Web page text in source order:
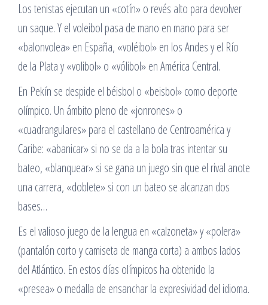
Los tenistas ejecutan un «cotín» o revés alto para devolver
un saque. Y el voleibol pasa de mano en mano para ser
«balonvolea» en España, «voléibol» en los Andes y el Río
de la Plata y «volibol» o «vólibol» en América Central.
En Pekín se despide el béisbol o «beisbol» como deporte
olímpico. Un ámbito pleno de «jonrones» o
«cuadrangulares» para el castellano de Centroamérica y
Caribe: «abanicar» si no se da a la bola tras intentar su
bateo, «blanquear» si se gana un juego sin que el rival anote
una carrera, «doblete» si con un bateo se alcanzan dos
bases…
Es el valioso juego de la lengua en «calzoneta» y «polera»
(pantalón corto y camiseta de manga corta) a ambos lados
del Atlántico. En estos días olímpicos ha obtenido la
«presea» o medalla de ensanchar la expresividad del idioma.